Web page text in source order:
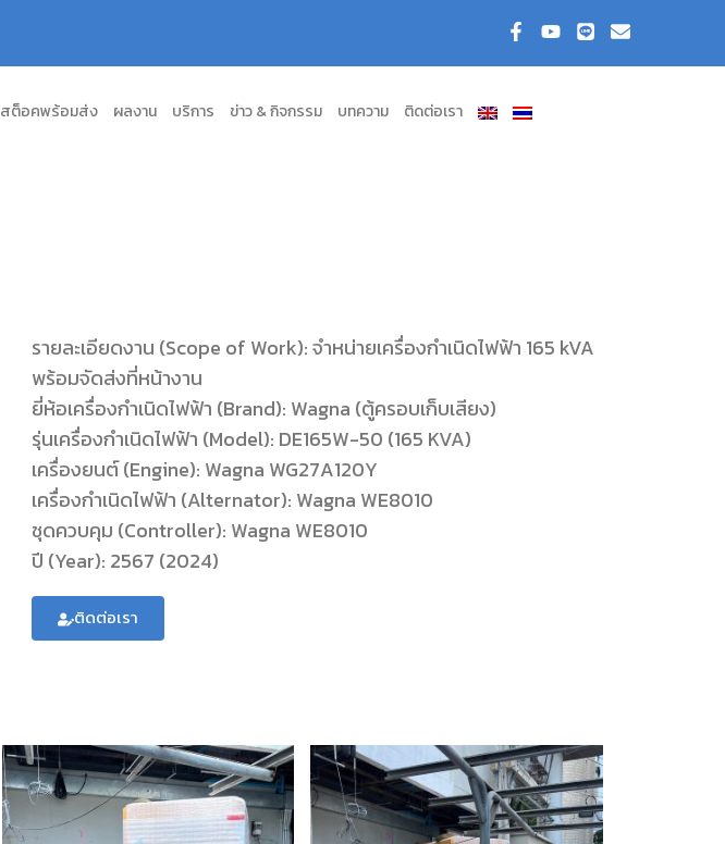
สต็อคพร้อมส่ง ผลงาน บริการ ข่าว & กิจกรรม บทความ ติดต่อเรา
รายละเอียดงาน (Scope of Work): จำหน่ายเครื่องกำเนิดไฟฟ้า 165 kVA
พร้อมจัดส่งที่หน้างาน
ยี่ห้อเครื่องกำเนิดไฟฟ้า (Brand): Wagna (ตู้ครอบเก็บเสียง)
รุ่นเครื่องกำเนิดไฟฟ้า (Model): DE165W-50 (165 KVA)
เครื่องยนต์ (Engine): Wagna WG27A120Y
เครื่องกำเนิดไฟฟ้า (Alternator): Wagna WE8010
ชุดควบคุม (Controller): Wagna WE8010
ปี (Year): 2567 (2024)
ติดต่อเรา